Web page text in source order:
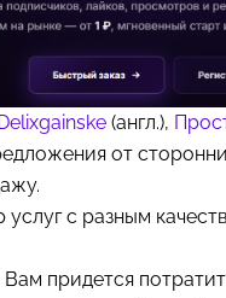
(англ.),
от
с разным
придется